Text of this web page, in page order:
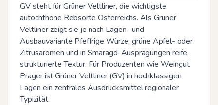
GV steht für Grüner Veltliner, die wichtigste
autochthone Rebsorte Österreichs. Als Grüner
Veltliner zeigt sie je nach Lagen- und
Ausbauvariante Pfeffrige Würze, grüne Apfel- oder
Zitrusaromen und in Smaragd-Ausprägungen reife,
strukturierte Textur. Für Produzenten wie Weingut
Prager ist Grüner Veltliner (GV) in hochklassigen
Lagen ein zentrales Ausdrucksmittel regionaler
Typizität.